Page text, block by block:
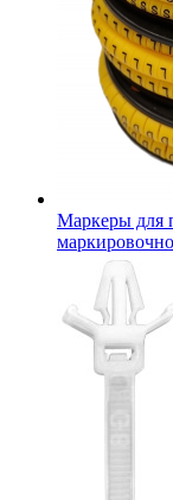
Маркеры для